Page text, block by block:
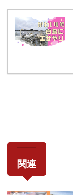
関連